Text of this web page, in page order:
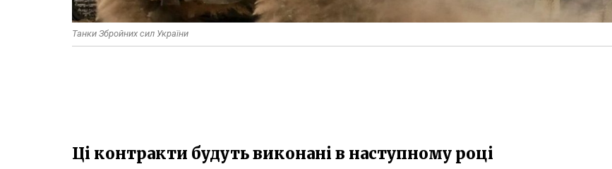
Танки Збройних сил України
Ці контракти будуть виконані в наступному році